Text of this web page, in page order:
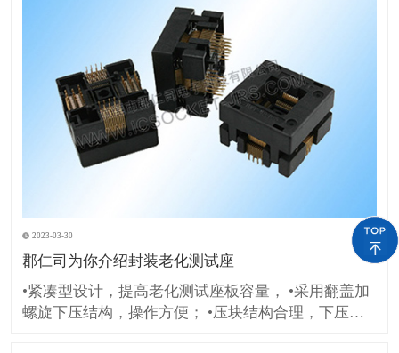
2023-03-30
郡仁司为你介绍封装老化测试座
•紧凑型设计，提高老化测试座板容量， •采用翻盖加
螺旋下压结构，操作方便； •压块结构合理，下压速